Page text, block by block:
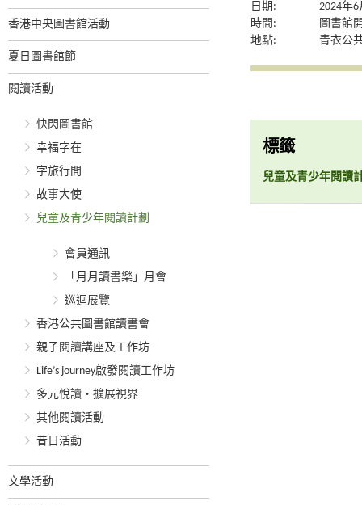
香港中央圖書館活動
夏日圖書館節
閱讀活動
快閃圖書館
幸福字在
字旅行間
故事大使
兒童及青少年閱讀計劃
會員通訊
「月月讀書樂」月會
巡迴展覽
香港公共圖書館讀書會
親子閱讀講座及工作坊
Life’s journey啟發閱讀工作坊
多元悅讀‧擴展視界
其他閱讀活動
昔日活動
文學活動
日期:
2024年
時間:
圖書館
地點:
青衣公
標籤
兒童及青少年閱讀